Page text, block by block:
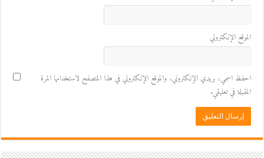
الموقع الإلكتروني
احفظ اسمي، بريدي الإلكتروني، والموقع الإلكتروني في هذا المتصفح لاستخدامها المرة
المقبلة في تعليقي.